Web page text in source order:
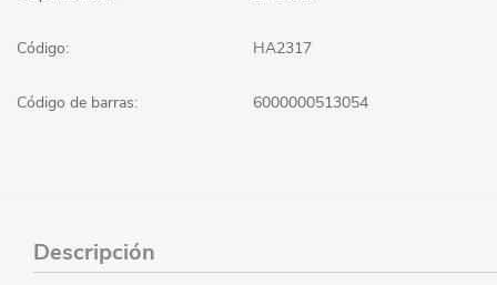
Código: HA2317
Código de barras: 6000000513054
Descripción